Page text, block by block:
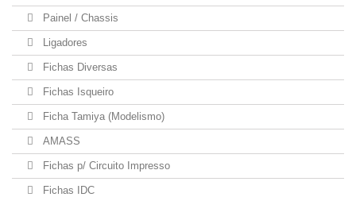
Painel / Chassis
Ligadores
Fichas Diversas
Fichas Isqueiro
Ficha Tamiya (Modelismo)
AMASS
Fichas p/ Circuito Impresso
Fichas IDC